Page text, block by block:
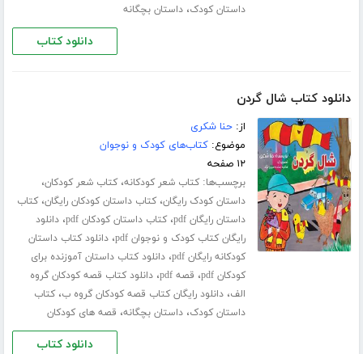
داستان کودک،داستان بچگانه
دانلود کتاب
دانلود کتاب شال گردن
از:حنا شکری
موضوع:کتاب‌های کودک و نوجوان
۱۲ صفحه
برچسب‌ها:کتاب شعر کودکانه،کتاب شعر کودکان،
داستان کودک رایگان،کتاب داستان کودکان رایگان،کتاب
داستان رایگان pdf
،کتاب داستان کودکان pdf ،دانلود
رایگان کتاب کودک و نوجوان pdf
،دانلود کتاب داستان
کودکانه رایگان pdf
،دانلود کتاب داستان آموزنده برای
کودکان pdf
، قصه pdf ،دانلود کتاب قصه کودکان گروه
الف،دانلود رایگان کتاب قصه کودکان گروه ب،کتاب
داستان کودک،داستان بچگانه، قصه های کودکان
دانلود کتاب